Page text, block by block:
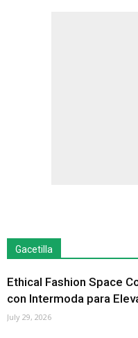
Gacetilla
Ethical Fashion Space
con Intermoda para
July 29, 2026